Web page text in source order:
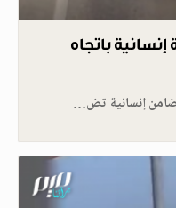
إنسانية باتجاه
إنسانية تض…